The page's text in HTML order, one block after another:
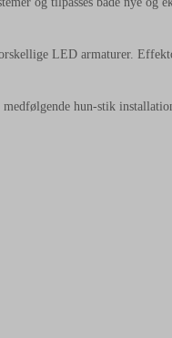
LED armaturer.
hun-stik